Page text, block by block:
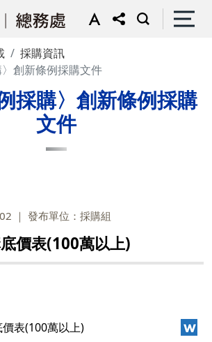
採購資訊
〉創新條例採購文件
採購〉創新條例採購
文件
發布單位：採購組
價表(100萬以上)
表(100萬以上)